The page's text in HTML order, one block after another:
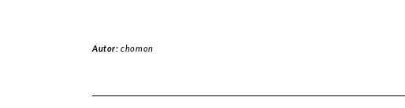
Autor:chomon